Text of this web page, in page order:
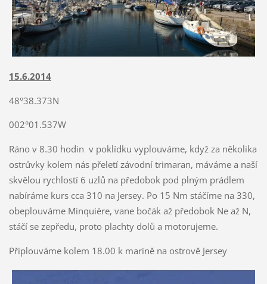
15.6.2014
48°38.373N
002°01.537W
Ráno v 8.30 hodin v poklídku vyplouváme, když za několika
ostrůvky kolem nás přeletí závodní trimaran, máváme a naší
skvělou rychlostí 6 uzlů na předobok pod plným prádlem
nabíráme kurs cca 310 na Jersey. Po 15 Nm stáčíme na 330,
obeplouváme Minquière, vane bočák až předobok Ne až N,
stáčí se zepředu, proto plachty dolů a motorujeme.
Připlouváme kolem 18.00 k marině na ostrově Jersey